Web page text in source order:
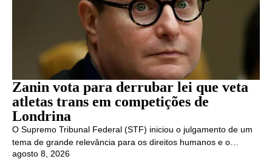
Zanin vota para derrubar lei que veta
atletas trans em competições de
Londrina
O Supremo Tribunal Federal (STF) iniciou o julgamento de um
tema de grande relevância para os direitos humanos e o…
agosto 8, 2026